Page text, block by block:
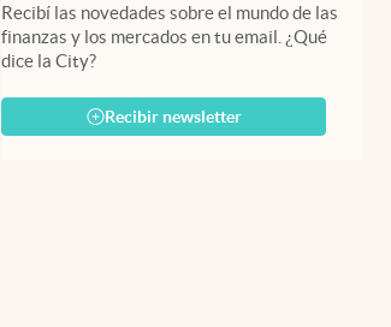
Recibí las novedades sobre el mundo de las
finanzas y los mercados en tu email. ¿Qué
dice la City?
Recibir newsletter